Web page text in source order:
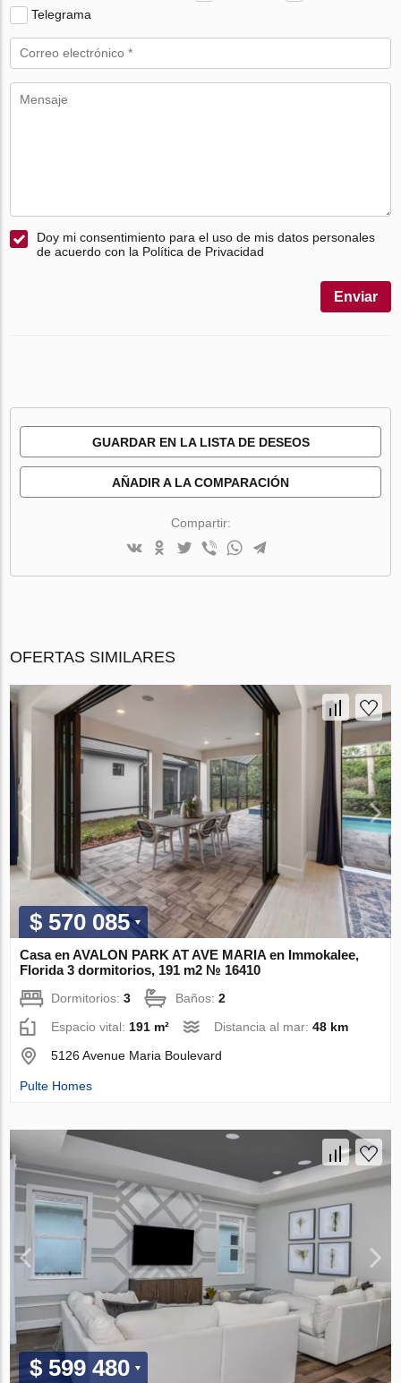
Telegrama
Doy mi consentimiento para el uso de mis datos personales
de acuerdo con la Política de Privacidad
Enviar
GUARDAR EN LA LISTA DE DESEOS
AÑADIR A LA COMPARACIÓN
Compartir:
OFERTAS SIMILARES
$ 570 085
Casa en AVALON PARK AT AVE MARIA en Immokalee,
Florida 3 dormitorios, 191 m2 № 16410
Dormitorios:3 Baños:2
Espacio vital:191 m² Distancia al mar:48 km
5126 Avenue Maria Boulevard
Pulte Homes
$ 599 480